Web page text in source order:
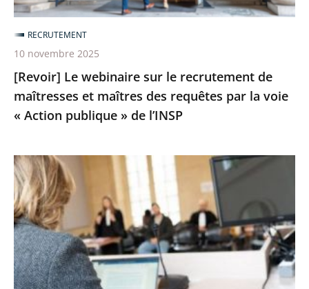
maîtres
des
requêtes
par
la
voie
Action
publique
»
de
l’INSP
[Revoir] Le webinaire sur le recrutement de
maîtresses et maîtres des requêtes par la voie
« Action publique » de l’INSP
RECRUTEMENT
10 novembre 2025
Liste
des
candidats
présélectionnés
pour
un
détachement